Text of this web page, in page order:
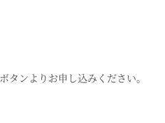
タンよりお申し込みください。